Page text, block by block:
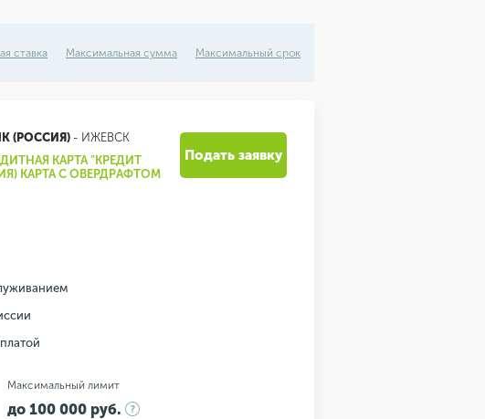
ставка Максимальная сумма Максимальный срок
(РОССИЯ)- ИЖЕВСК
КАРТА "КРЕДИТ
КАРТА С ОВЕРДРАФТОМ
Максимальный лимит
до 100 000 руб.
Подать заявку